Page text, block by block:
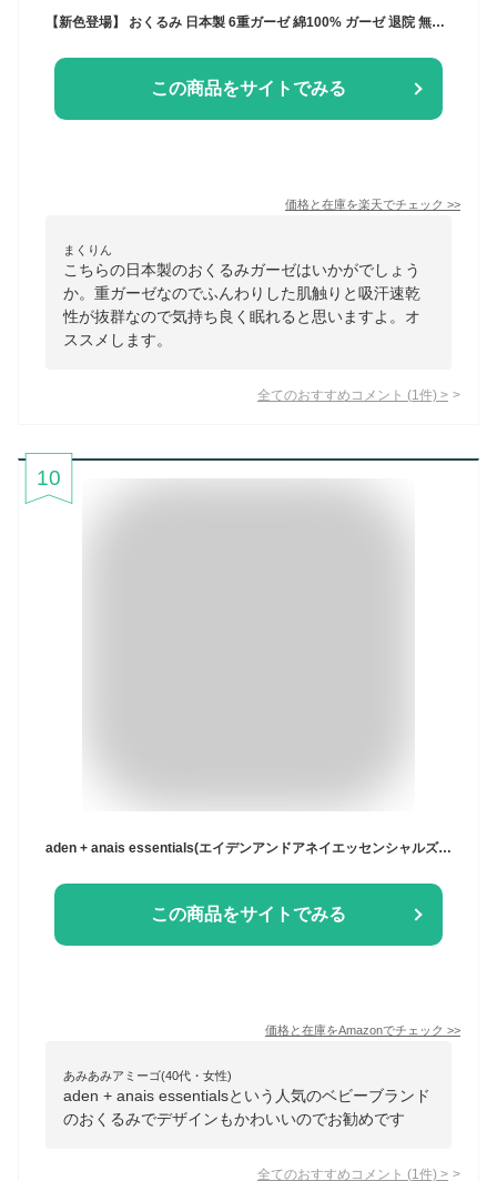
【新色登場】 おくるみ 日本製 6重ガーゼ 綿100% ガーゼ 退院 無地 オールシーズン uniimbaby ベージュ グレー ピンク オフホワイト ホワイト 刺繍 37363 [M便 1/1] おくるみならCOYOLI
この商品をサイトでみる
価格と在庫を楽天でチェック >>
まくりん
こちらの日本製のおくるみガーゼはいかがでしょう
か。重ガーゼなのでふんわりした肌触りと吸汗速乾
性が抜群なので気持ち良く眠れると思いますよ。オ
ススメします。
全てのおすすめコメント (1 件) >
10
aden + anais essentials(エイデンアンドアネイエッセンシャルズ) おくるみ ディズニーフレンズ 2枚セット 112×112cm モスリンコットン スワドル 新生児 夜泣き対策 出産祝い SWADAEDESWC20031DI
この商品をサイトでみる
価格と在庫をAmazonでチェック >>
あみあみアミーゴ(40代・女性)
aden + anais essentialsという人気のベビーブランド
のおくるみでデザインもかわいいのでお勧めです
全てのおすすめコメント (1 件) >